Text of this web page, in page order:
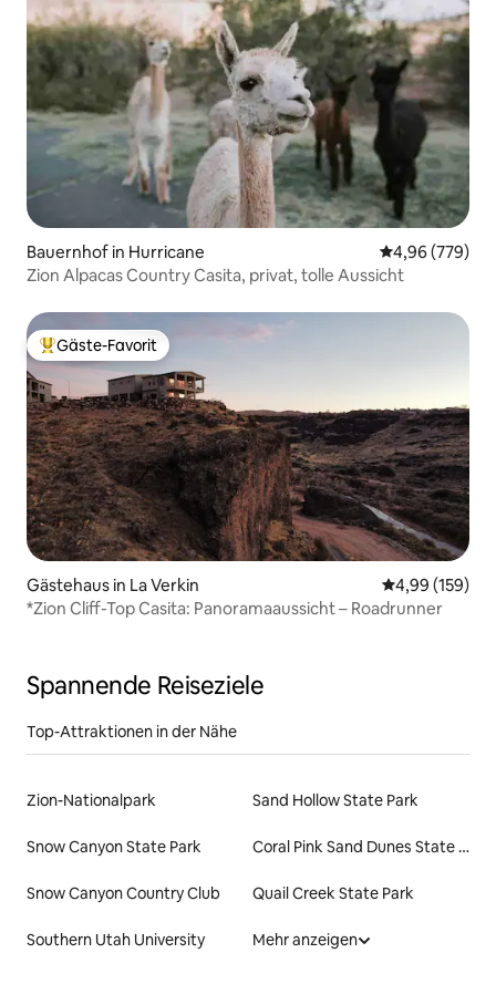
Bauernhof in Hurricane
4,96 (779)
Zion Alpacas Country Casita, privat, tolle Aussicht
Beliebter Gäste-Favorit.
Gäste-Favorit
Gästehaus in La Verkin
4,99 (159)
*Zion Cliff-Top Casita: Panoramaaussicht – Roadrunner
Spannende Reiseziele
Top-Attraktionen in der Nähe
Zion-Nationalpark Sand Hollow State Park
Snow Canyon State Park Coral Pink Sand Dunes State Park
Snow Canyon Country Club Quail Creek State Park
Southern Utah University Mehr anzeigen